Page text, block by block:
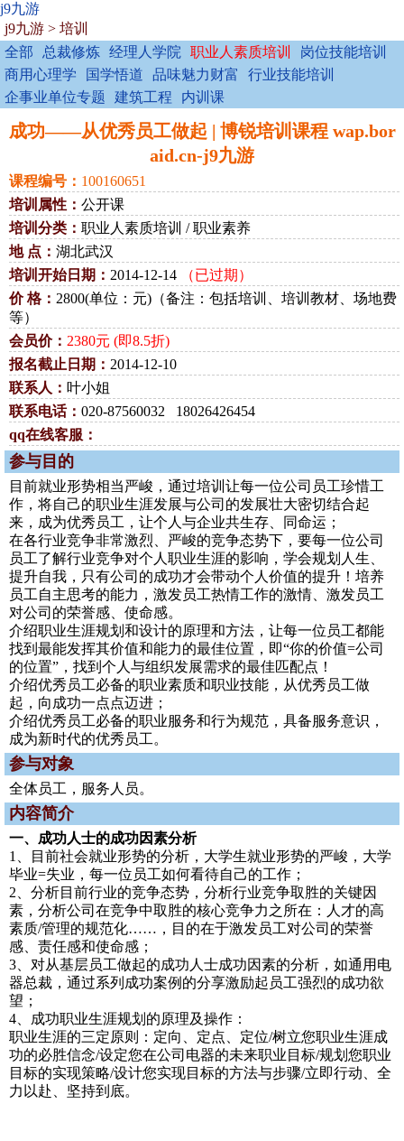
j9九游
j9九游 > 培训
全部
总裁修炼 经理人学院 职业人素质培训
岗位技能培训
商用心理学
国学悟道 品味魅力财富
行业技能培训
企事业单位专题
建筑工程 内训课
成功——从优秀员工做起 | 博锐培训课程 wap.bor
aid.cn-j9九游
课程编号： 100160651
培训属性： 公开课
培训分类： 职业人素质培训 / 职业素养
地 点： 湖北武汉
培训开始日期： 2014-12-14
（已过期）
价 格： 2800(单位：元)（备注：包括培训、培训教材、场地费
等）
会员价： 2380元 (即8.5折)
报名截止日期： 2014-12-10
联系人： 叶小姐
联系电话： 020-87560032 18026426454
qq在线客服：
参与目的
目前就业形势相当严峻，通过培训让每一位公司员工珍惜工
作，将自己的职业生涯发展与公司的发展壮大密切结合起
来，成为优秀员工，让个人与企业共生存、同命运；
在各行业竞争非常激烈、严峻的竞争态势下，要每一位公司
员工了解行业竞争对个人职业生涯的影响，学会规划人生、
提升自我，只有公司的成功才会带动个人价值的提升！培养
员工自主思考的能力，激发员工热情工作的激情、激发员工
对公司的荣誉感、使命感。
介绍职业生涯规划和设计的原理和方法，让每一位员工都能
找到最能发挥其价值和能力的最佳位置，即“你的价值=公司
的位置”，找到个人与组织发展需求的最佳匹配点！
介绍优秀员工必备的职业素质和职业技能，从优秀员工做
起，向成功一点点迈进；
介绍优秀员工必备的职业服务和行为规范，具备服务意识，
成为新时代的优秀员工。
参与对象
全体员工，服务人员。
内容简介
一、成功人士的成功因素分析
1、目前社会就业形势的分析，大学生就业形势的严峻，大学
毕业=失业，每一位员工如何看待自己的工作；
2、分析目前行业的竞争态势，分析行业竞争取胜的关键因
素，分析公司在竞争中取胜的核心竞争力之所在：人才的高
素质/管理的规范化……，目的在于激发员工对公司的荣誉
感、责任感和使命感；
3、对从基层员工做起的成功人士成功因素的分析，如通用电
器总裁，通过系列成功案例的分享激励起员工强烈的成功欲
望；
4、成功职业生涯规划的原理及操作：
职业生涯的三定原则：定向、定点、定位/树立您职业生涯成
功的必胜信念/设定您在公司电器的未来职业目标/规划您职业
目标的实现策略/设计您实现目标的方法与步骤/立即行动、全
力以赴、坚持到底。